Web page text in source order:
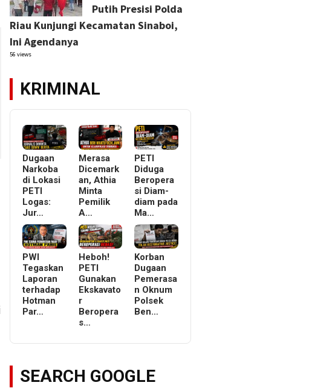
Putih Presisi Polda
Riau Kunjungi Kecamatan Sinaboi,
Ini Agendanya
56 views
KRIMINAL
Dugaan
Narkoba
di Lokasi
PETI
Logas:
Jur…
Merasa
Dicemark
an, Athia
Minta
Pemilik
A…
PETI
Diduga
Beropera
si Diam-
diam pada
Ma…
PWI
Tegaskan
Laporan
terhadap
Hotman
Par…
Heboh!
PETI
Gunakan
Ekskavato
r
Beropera
s…
Korban
Dugaan
Pemerasa
n Oknum
Polsek
Ben…
SEARCH GOOGLE